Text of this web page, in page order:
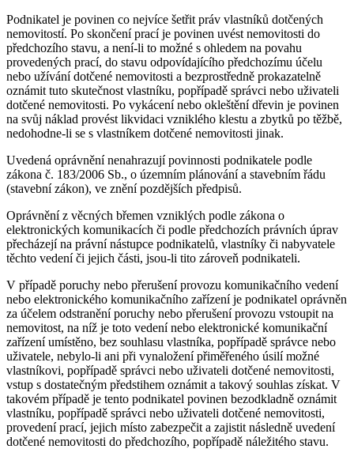
Podnikatel je povinen co nejvíce šetřit práv vlastníků dotčených
nemovitostí. Po skončení prací je povinen uvést nemovitosti do
předchozího stavu, a není-li to možné s ohledem na povahu
provedených prací, do stavu odpovídajícího předchozímu účelu
nebo užívání dotčené nemovitosti a bezprostředně prokazatelně
oznámit tuto skutečnost vlastníku, popřípadě správci nebo uživateli
dotčené nemovitosti. Po vykácení nebo okleštění dřevin je povinen
na svůj náklad provést likvidaci vzniklého klestu a zbytků po těžbě,
nedohodne-li se s vlastníkem dotčené nemovitosti jinak.
Uvedená oprávnění nenahrazují povinnosti podnikatele podle
zákona č. 183/2006 Sb., o územním plánování a stavebním řádu
(stavební zákon), ve znění pozdějších předpisů.
Oprávnění z věcných břemen vzniklých podle zákona o
elektronických komunikacích či podle předchozích právních úprav
přecházejí na právní nástupce podnikatelů, vlastníky či nabyvatele
těchto vedení či jejich části, jsou-li tito zároveň podnikateli.
V případě poruchy nebo přerušení provozu komunikačního vedení
nebo elektronického komunikačního zařízení je podnikatel oprávněn
za účelem odstranění poruchy nebo přerušení provozu vstoupit na
nemovitost, na níž je toto vedení nebo elektronické komunikační
zařízení umístěno, bez souhlasu vlastníka, popřípadě správce nebo
uživatele, nebylo-li ani při vynaložení přiměřeného úsilí možné
vlastníkovi, popřípadě správci nebo uživateli dotčené nemovitosti,
vstup s dostatečným předstihem oznámit a takový souhlas získat. V
takovém případě je tento podnikatel povinen bezodkladně oznámit
vlastníku, popřípadě správci nebo uživateli dotčené nemovitosti,
provedení prací, jejich místo zabezpečit a zajistit následně uvedení
dotčené nemovitosti do předchozího, popřípadě náležitého stavu.